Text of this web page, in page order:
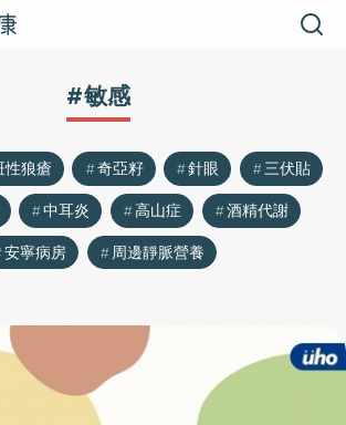
#敏感
性狼瘡 奇亞籽 針眼
三伏貼
中耳炎 高山症
酒精代謝
安寧病房
周邊靜脈營養